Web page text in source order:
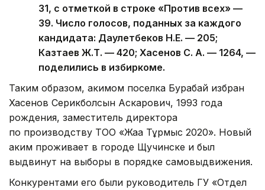
31, с отметкой в строке «Против всех» —
39. Число голосов, поданных за каждого
кандидата: Даулетбеков Н.Е. — 205;
Казтаев Ж.Т. — 420; Хасенов С. А. — 1264, —
поделились в избиркоме.
Таким образом, акимом поселка Бурабай избран
Хасенов Серикболсын Аскарович, 1993 года
рождения, заместитель директора
по производству ТОО «Жаңа Тұрмыс 2020». Новый
аким проживает в городе Щучинске и был
выдвинут на выборы в порядке самовыдвижения.
Конкурентами его были руководитель ГУ «Отдел